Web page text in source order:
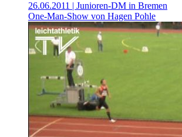
26.06.2011 | Junioren-DM in Bremen
One-Man-Show von Hagen Pohle